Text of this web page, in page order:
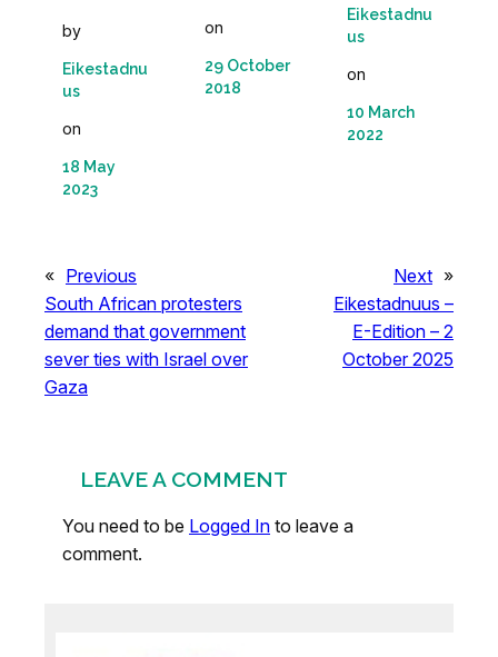
by
Eikestadnu
us
on
18 May
2023
on
29 October
2018
Eikestadnu
us
on
10 March
2022
« Previous
South African protesters
demand that government
sever ties with Israel over
Gaza
Next »
Eikestadnuus –
E-Edition – 2
October 2025
LEAVE A COMMENT
You need to be Logged In to leave a
comment.